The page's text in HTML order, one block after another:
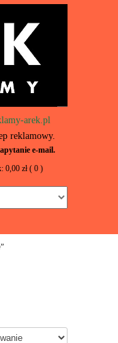
arek.pl
reklamowy.
e-mail.
0,00 zł ( 0 )